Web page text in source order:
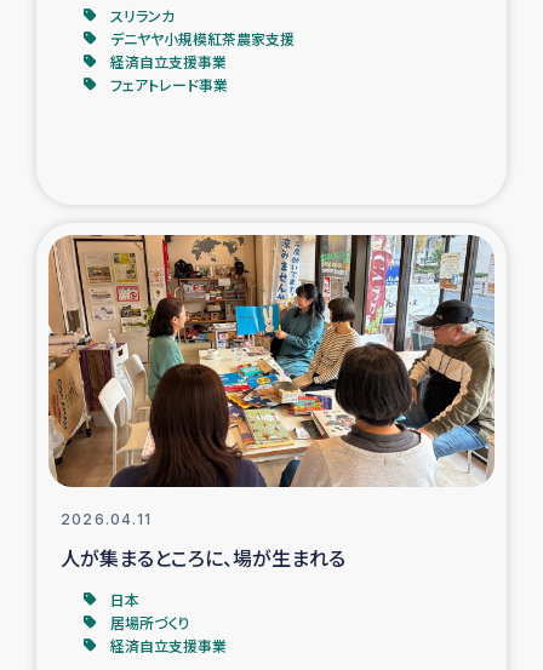
ガザ空爆被災者への食料支援と農家生産支援
ガザ地区における羊の畜産支援
ガザ地区酪農を通した女性グループの生計支援
ふりかけ普及と食生活改善による栄養改善事業
フェアトレード事業
緊急支援事業
女性の生計向上を通じた子どもの栄養改善事業
スリランカ
デニヤヤ小規模紅茶農家支援
経済自立支援事業
フェアトレード事業
2026.04.11
人が集まるところに、場が生まれる
日本
居場所づくり
経済自立支援事業